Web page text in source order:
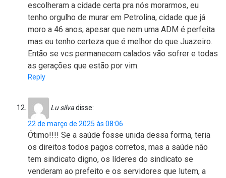
escolheram a cidade certa pra nós morarmos, eu
tenho orgulho de murar em Petrolina, cidade que já
moro a 46 anos, apesar que nem uma ADM é perfeita
mas eu tenho certeza que é melhor do que Juazeiro.
Então se vcs permanecem calados vão sofrer e todas
as gerações que estão por vim.
Reply
Lu silvadisse:
22 de março de 2025 às 08:06
Ótimo!!!! Se a saúde fosse unida dessa forma, teria
os direitos todos pagos corretos, mas a saúde não
tem sindicato digno, os líderes do sindicato se
venderam ao prefeito e os servidores que lutem, a